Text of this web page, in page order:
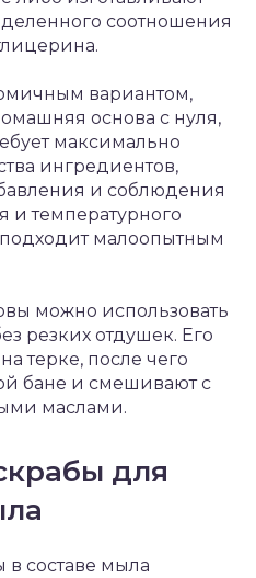
соотношения
вариантом,
основа с нуля,
максимально
ингредиентов,
и соблюдения
и температурного
малоопытным
можно использовать
резких отдушек. Его
терке, после чего
бане и смешивают с
маслами.
для
составе мыла